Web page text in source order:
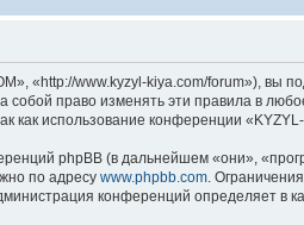
«http://www.kyzyl-kiya.com/forum»), вы
право изменять эти правила в
использование конференции
phpBB (в дальнейшем «они»,
по адресу www.phpbb.com .
конференций определяет в